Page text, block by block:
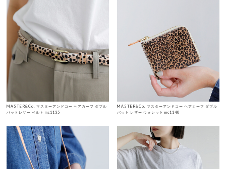
MASTER&Co. マスターアンドコー ヘアカーフ ダブル
バットレザー ベルト mc1135
MASTER&Co. マスターアンドコー ヘアカーフ ダブル
バット レザー ウォレット mc1140